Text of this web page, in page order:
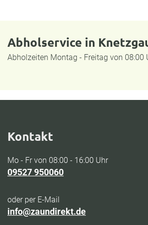
Abholservice in
Abholzeiten Montag - Freitag von 08:00
Kontakt
Mo - Fr von 08:00 - 16:00 Uhr
09527 950060
oder per E-Mail
info@zaundirekt.de